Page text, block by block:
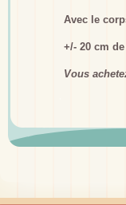
Avec le
+/- 20 cm
Vous